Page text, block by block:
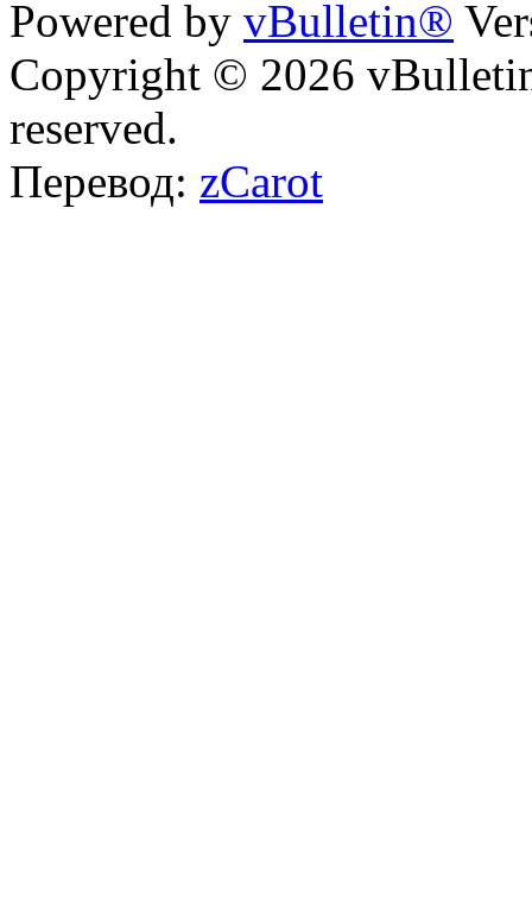
Powered by vBulletin®
Copyright © 2026
reserved.
Перевод: zCarot